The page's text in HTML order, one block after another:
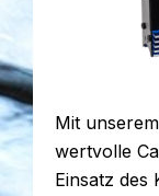
Mit
wertvolle
Einsatz des